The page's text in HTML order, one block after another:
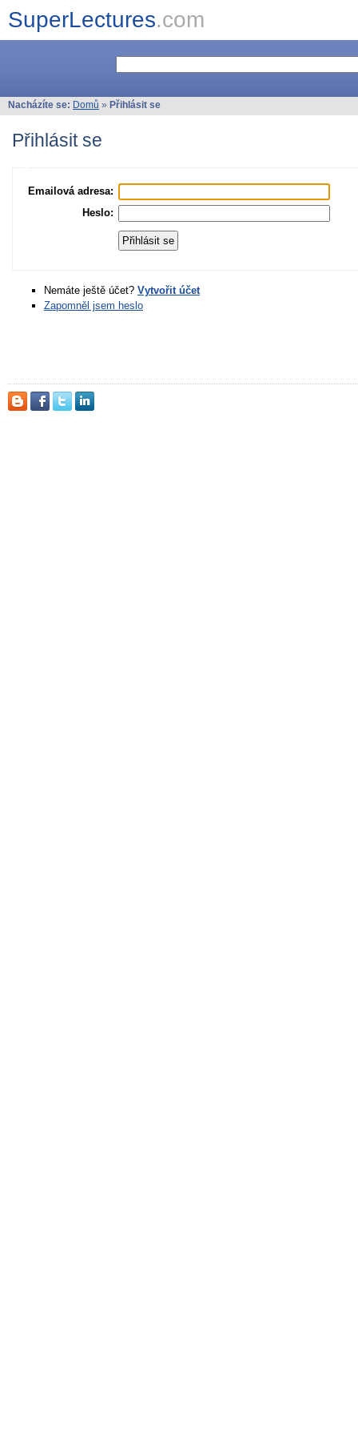
SuperLectures.com
Nacházíte se: Domů » Přihlásit se
Přihlásit se
Emailová adresa:
Heslo:
Nemáte ještě účet? Vytvořit účet
Zapomněl jsem heslo